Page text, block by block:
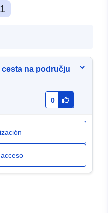
1
na području
0